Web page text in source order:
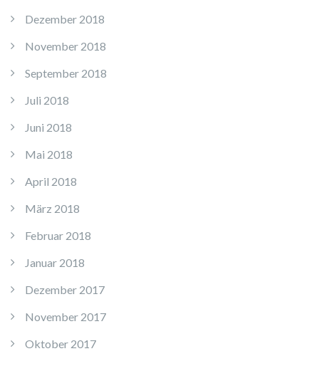
Dezember 2018
November 2018
September 2018
Juli 2018
Juni 2018
Mai 2018
April 2018
März 2018
Februar 2018
Januar 2018
Dezember 2017
November 2017
Oktober 2017